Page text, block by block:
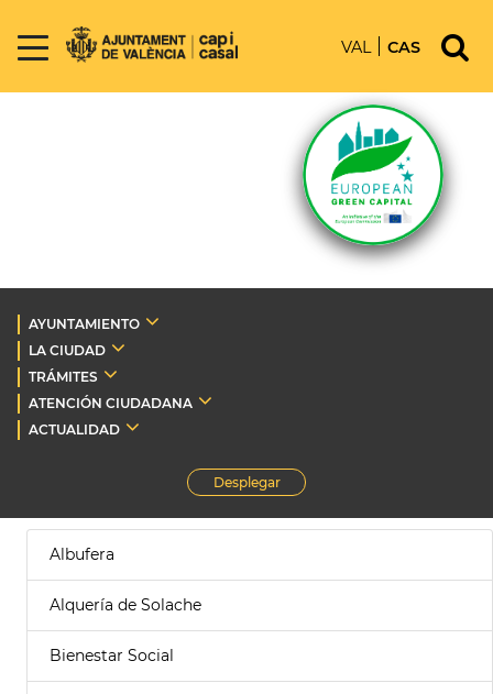
VAL CAS
AYUNTAMIENTO
LA CIUDAD
TRÁMITES
ATENCIÓN CIUDADANA
ACTUALIDAD
Desplegar
Albufera
Alquería de Solache
Bienestar Social